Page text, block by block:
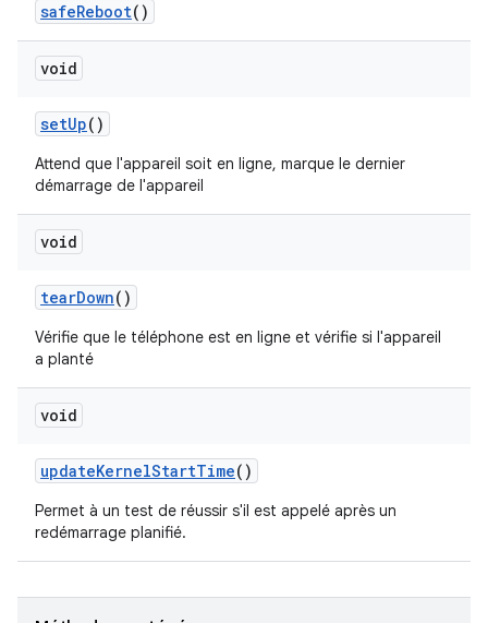
safeReboot()
void
setUp()
Attend que l'appareil soit en ligne, marque le dernier
démarrage de l'appareil
void
tearDown()
Vérifie que le téléphone est en ligne et vérifie si l'appareil
a planté
void
updateKernelStartTime()
Permet à un test de réussir s'il est appelé après un
redémarrage planifié.